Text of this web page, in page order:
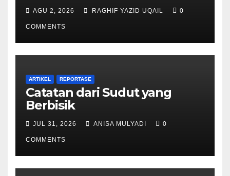
AGU 2, 2026 RAGHIF YAZID UQAIL 0
COMMENTS
ARTIKEL REPORTASE
Catatan dari Sudut yang
Berbisik
JUL 31, 2026 ANISA MULYADI 0
COMMENTS